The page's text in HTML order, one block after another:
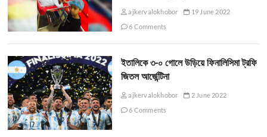
ajkervalokhobor
19 June 2022
6 Comments
ইতালিকে ৩-০ গোলে উড়িয়ে ফিনালিসিমা ট্রফি
জিতল আর্জেন্টিনা
ajkervalokhobor
2 June 2022
6 Comments